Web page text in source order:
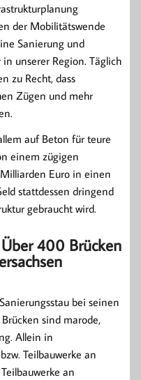
der Mobilitätswende
Sanierung und
unserer Region. Täglich
zu Recht, dass
Zügen und mehr
auf Beton für teure
einem zügigen
Euro in einen
stattdessen dringend
gebraucht wird.
400 Brücken
bei seinen
sind marode,
Allein in
Teilbauwerke an
an